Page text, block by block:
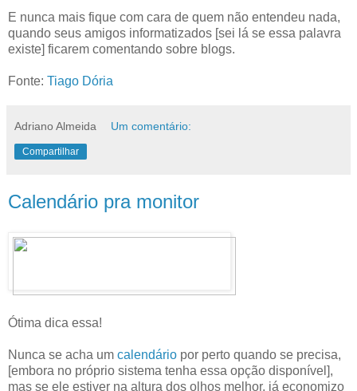
E nunca mais fique com cara de quem não entendeu nada,
quando seus amigos informatizados [sei lá se essa palavra
existe] ficarem comentando sobre blogs.
Fonte: Tiago Dória
Adriano Almeida Um comentário:
Compartilhar
Calendário pra monitor
Ótima dica essa!
Nunca se acha um calendário por perto quando se precisa,
[embora no próprio sistema tenha essa opção disponível],
mas se ele estiver na altura dos olhos melhor, já economizo